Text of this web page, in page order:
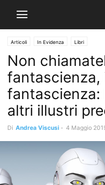
Articoli In Evidenza Libri
Non
fantascienza,
fantascienza:
altri illustri
Di Andrea Viscusi - 4 Maggio